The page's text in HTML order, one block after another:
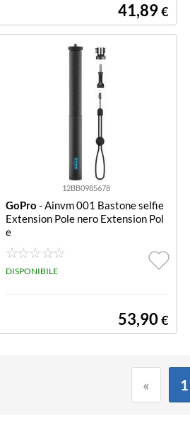
41,89€
12BB0985678
GoPro - Ainvm 001 Bastone selfie
Extension Pole nero Extension Pol
e
DISPONIBILE
53,90€
« 1